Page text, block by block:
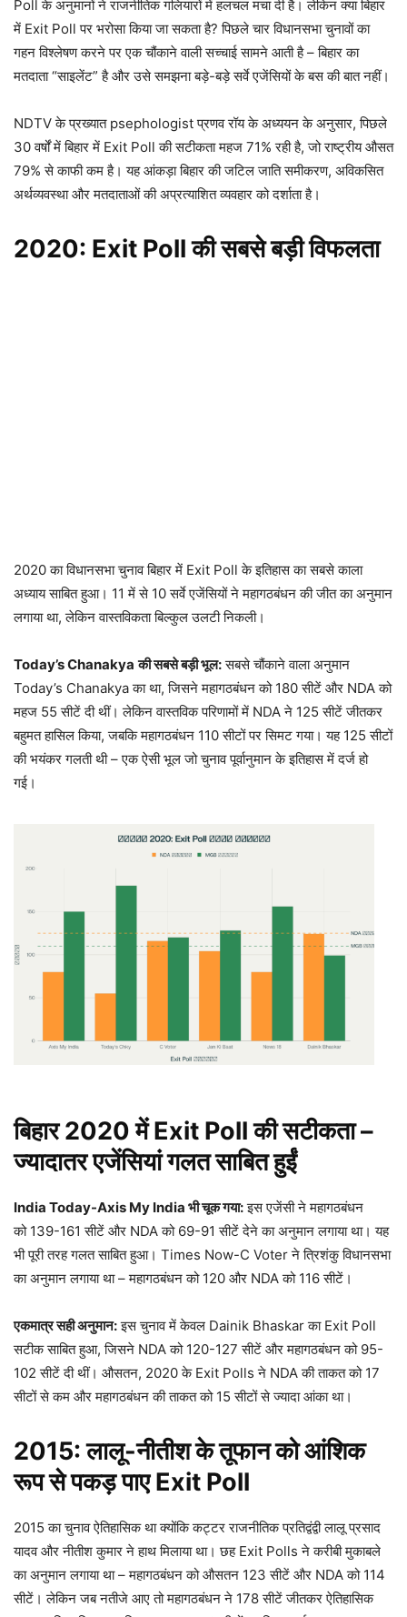
Poll के अनुमानों ने राजनीतिक गलियारों में हलचल मचा दी है। लेकिन क्या बिहार
में Exit Poll पर भरोसा किया जा सकता है? पिछले चार विधानसभा चुनावों का
गहन विश्लेषण करने पर एक चौंकाने वाली सच्चाई सामने आती है – बिहार का
मतदाता “साइलेंट” है और उसे समझना बड़े-बड़े सर्वे एजेंसियों के बस की बात नहीं।​
NDTV के प्रख्यात psephologist प्रणव रॉय के अध्ययन के अनुसार, पिछले
30 वर्षों में बिहार में Exit Poll की सटीकता महज 71% रही है, जो राष्ट्रीय औसत
79% से काफी कम है। यह आंकड़ा बिहार की जटिल जाति समीकरण, अविकसित
अर्थव्यवस्था और मतदाताओं की अप्रत्याशित व्यवहार को दर्शाता है।​
2020: Exit Pollकी सबसे बड़ी विफलता
2020 का विधानसभा चुनाव बिहार में Exit Poll के इतिहास का सबसे काला
अध्याय साबित हुआ। 11 में से 10 सर्वे एजेंसियों ने महागठबंधन की जीत का अनुमान
लगाया था, लेकिन वास्तविकता बिल्कुल उलटी निकली।​
Today’s Chanakya की सबसे बड़ी भूल:सबसे चौंकाने वाला अनुमान
Today’s Chanakya का था, जिसने महागठबंधन को 180 सीटें और NDA को
महज 55 सीटें दी थीं। लेकिन वास्तविक परिणामों में NDA ने 125 सीटें जीतकर
बहुमत हासिल किया, जबकि महागठबंधन 110 सीटों पर सिमट गया। यह 125 सीटों
की भयंकर गलती थी – एक ऐसी भूल जो चुनाव पूर्वानुमान के इतिहास में दर्ज हो
गई।​​
बिहार 2020में Exit Pollकी सटीकता –
ज्यादातर एजेंसियां गलत साबित हुईं
India Today-Axis My India भी चूक गया:इस एजेंसी ने महागठबंधन
को 139-161 सीटें और NDA को 69-91 सीटें देने का अनुमान लगाया था। यह
भी पूरी तरह गलत साबित हुआ। Times Now-C Voter ने त्रिशंकु विधानसभा
का अनुमान लगाया था – महागठबंधन को 120 और NDA को 116 सीटें।​
एकमात्र सही अनुमान:इस चुनाव में केवल Dainik Bhaskar का Exit Poll
सटीक साबित हुआ, जिसने NDA को 120-127 सीटें और महागठबंधन को 95-
102 सीटें दी थीं। औसतन, 2020 के Exit Polls ने NDA की ताकत को 17
सीटों से कम और महागठबंधन की ताकत को 15 सीटों से ज्यादा आंका था।​
2015:लालू-नीतीश के तूफान को आंशिक
रूप से पकड़ पाए Exit Poll
2015 का चुनाव ऐतिहासिक था क्योंकि कट्टर राजनीतिक प्रतिद्वंद्वी लालू प्रसाद
यादव और नीतीश कुमार ने हाथ मिलाया था। छह Exit Polls ने करीबी मुकाबले
का अनुमान लगाया था – महागठबंधन को औसतन 123 सीटें और NDA को 114
सीटें। लेकिन जब नतीजे आए तो महागठबंधन ने 178 सीटें जीतकर ऐतिहासिक